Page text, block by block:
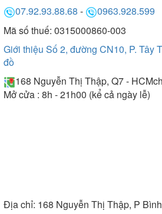
Bồn tắm Micio làm từ chất liệu
bền cao
Đem lại nhiều lợi ích to lớn
Ngoài những ưu điểm nổi bật
tới nhiều công dụng tốt trong
nhàng toàn thân, tác động trực
07.92.93.88.68 -
0963.928.599
Mã số thuế: 0315000860-003
Giới thiệu Số 2, đường CN10, P. Tây
đồ
168 Nguyễn Thị Thập, Q7 - HCM
Mở cửa : 8h - 21h00 (kể cả ngày lễ)
Địa chỉ: 168 Nguyễn Thị Thập, P